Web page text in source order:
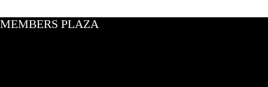
MEMBERS PLAZA